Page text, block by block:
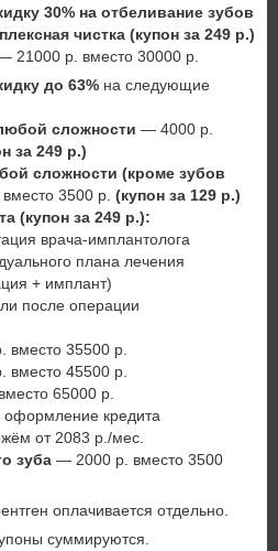
30% на отбеливание зубов
чистка (купон за 249 р.)
21000 р. вместо 30000 р.
до 63% на следующие
сложности — 4000 р.
за 249 р.)
сложности (кроме зубов
3500 р. (купон за 129 р.)
(купон за 249 р.):
врача-имплантолога
плана лечения
+ имплант)
после операции
вместо 35500 р.
вместо 45500 р.
65000 р.
оформление кредита
от 2083 р./мес.
зуба — 2000 р. вместо 3500
оплачивается отдельно.
суммируются.